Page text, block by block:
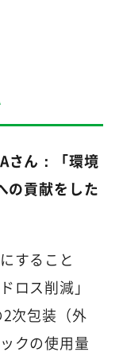
さん：「環境
の貢献をした
すること
ロス削減」
次包装（外
クの使用量